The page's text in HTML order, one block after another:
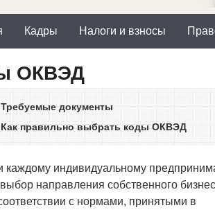
Кадры Налоги и взносы
ОКВЭД
Требуемые документы
Как правильно выбрать коды ОКВЭД
каждому индивидуальному
направления собственного
с нормами, принятыми в